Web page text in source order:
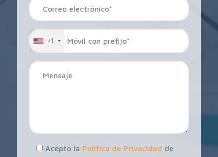
+1
Acepto la Política de Privacidad de